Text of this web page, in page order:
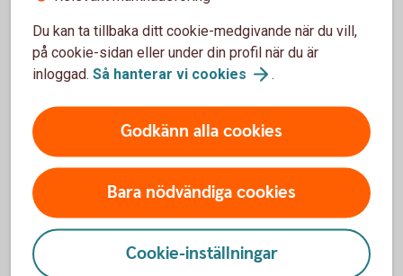
Tre tips från privatekonomen
Sprid risken
Sprid risken genom att dela upp lånet på både
fast och rörlig och olika bindningstider.
Du kan ta tillbaka ditt cookie-medgivande när du vill,
på cookie-sidan eller under din profil när du är
inloggad. Så hanterar vi cookies .
Godkänn alla cookies
Bara nödvändiga cookies
Cookie-inställningar